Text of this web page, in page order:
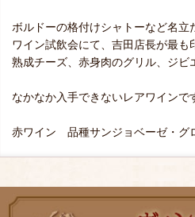
ボルドーの格付けシャトーなど名立
ワイン試飲会にて、吉田店長が最も
熟成チーズ、赤身肉のグリル、ジビ
なかなか入手できないレアワインで
赤ワイン 品種サンジョベーゼ・グ